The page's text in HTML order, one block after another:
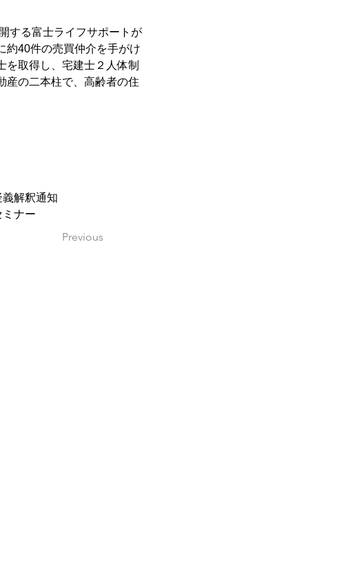
する富士ライフサポートが
約40件の売買仲介を手がけ
を取得し、宅建士２人体制
産の二本柱で、高齢者の住
解釈通知
ナー
Previous